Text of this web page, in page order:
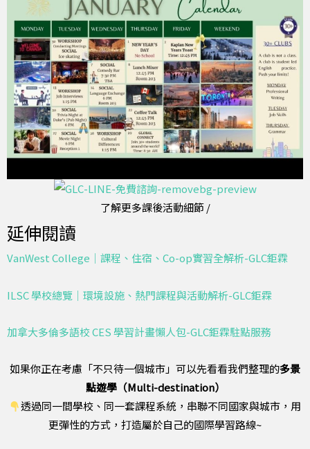
了解更多課後活動細節 /
延伸閱讀
VanWest College｜課程、住宿、Co-op實習全解析-GLC鉅霖
ILSC 學校總覽｜環境設施、熱門課程與活動解析-GLC鉅霖
加拿大多倫多語校 CES 學習計畫懶人包-GLC鉅霖駐點服務
如果你正在考慮「不只待一個城市」可以先看看我們整理的多景
點遊學（Multi-destination）
透過同一間學校、同一套課程系統，串聯不同國家與城市，用
更彈性的方式，打造屬於自己的國際學習路線~